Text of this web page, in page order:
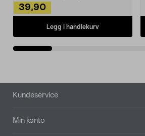
39,90
Legg i handlekurv
Bunntekst
Kundeservice
Min konto